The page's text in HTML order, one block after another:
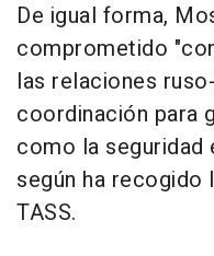
De igual forma,
comprometido
las relaciones
coordinación para
como la seguridad
según ha recogido
TASS.